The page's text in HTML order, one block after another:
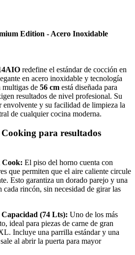
Edition - Acero Inoxidable
redefine el estándar de cocción en
en acero inoxidable y tecnología
multigas de 56 cm está diseñada para
resultados de nivel profesional. Su
envolvente y su facilidad de limpieza la
de cualquier cocina moderna.
para resultados
Cook: El piso del horno cuenta con
que permiten que el aire caliente circule
Esto garantiza un dorado parejo y una
rincón, sin necesidad de girar las
(74 Lts): Uno de los más
ideal para piezas de carne de gran
Incluye una parrilla estándar y una
al abrir la puerta para mayor